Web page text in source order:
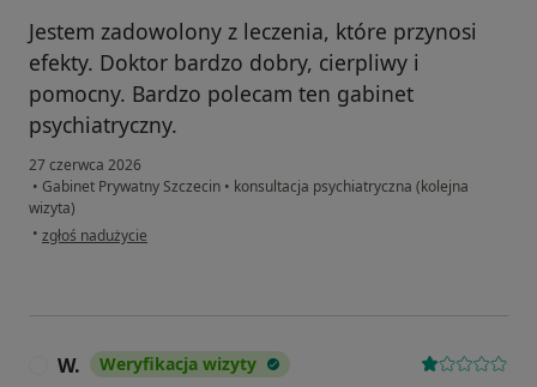
Jestem zadowolony z leczenia, które przynosi
efekty. Doktor bardzo dobry, cierpliwy i
pomocny. Bardzo polecam ten gabinet
psychiatryczny.
27 czerwca 2026
• Gabinet Prywatny Szczecin • konsultacja psychiatryczna (kolejna
wizyta)
• w opinii użytkownika KM
zgłoś nadużycie
W. Weryfikacja wizyty